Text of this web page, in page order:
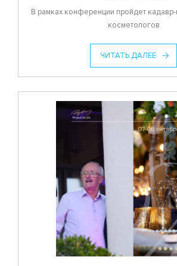
В рамках конференции пройдет
косметологов
ЧИТАТЬ ДАЛЕЕ